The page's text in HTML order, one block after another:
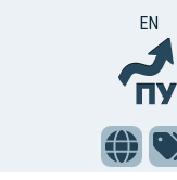
EN